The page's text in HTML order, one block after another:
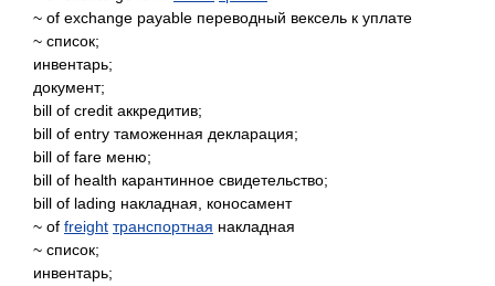
~ of exchange payable переводный вексель к уплате
~ список;
инвентарь;
документ;
bill of credit аккредитив;
bill of entry таможенная декларация;
bill of fare меню;
bill of health карантинное свидетельство;
bill of lading накладная, коносамент
~ of freight транспортная накладная
~ список;
инвентарь;